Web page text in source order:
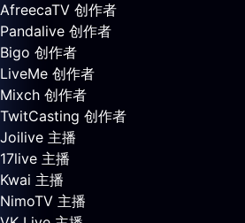
AfreecaTV 创作者
Pandalive 创作者
Bigo 创作者
LiveMe 创作者
Mixch 创作者
TwitCasting 创作者
Joilive 主播
17live 主播
Kwai 主播
NimoTV 主播